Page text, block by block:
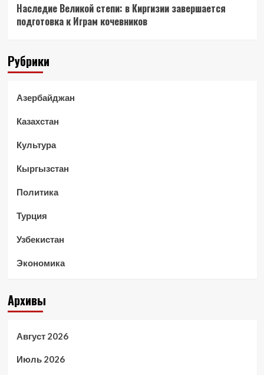
Наследие Великой степи: в Киргизии завершается
подготовка к Играм кочевников
Рубрики
Азербайджан
Казахстан
Культура
Кыргызстан
Политика
Турция
Узбекистан
Экономика
Архивы
Август 2026
Июль 2026